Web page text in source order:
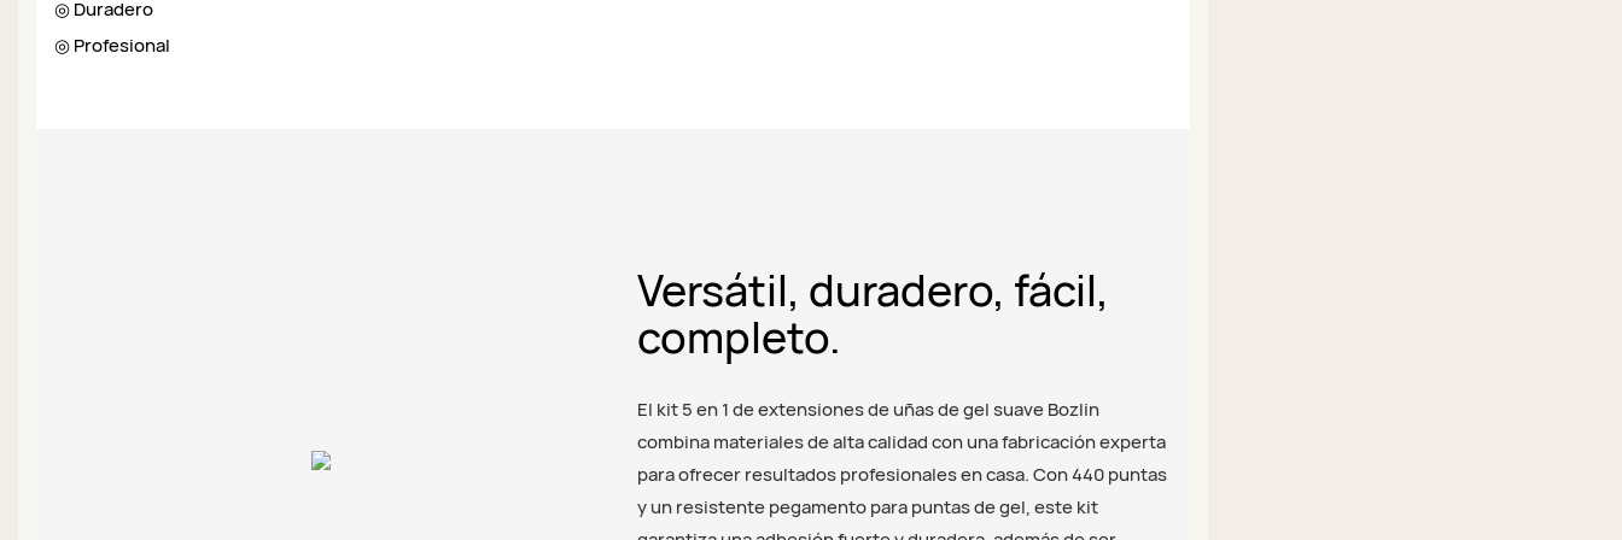
◎ Duradero
◎ Profesional
Versátil, duradero, fácil,
completo.
El kit 5 en 1 de extensiones de uñas de gel suave Bozlin
combina materiales de alta calidad con una fabricación experta
para ofrecer resultados profesionales en casa. Con 440 puntas
y un resistente pegamento para puntas de gel, este kit